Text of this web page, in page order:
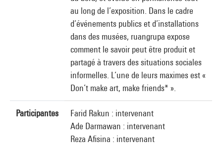
au long de l’exposition. Dans le cadre
d’événements publics et d’installations
dans des musées, ruangrupa expose
comment le savoir peut être produit et
partagé à travers des situations sociales
informelles. L’une de leurs maximes est «
Don’t make art, make friends* ».
Participantes
Farid Rakun : intervenant
Ade Darmawan : intervenant
Reza Afisina : intervenant